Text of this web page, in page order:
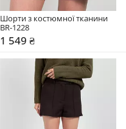
Шорти з костюмної тканини
BR-1228
1 549 ₴